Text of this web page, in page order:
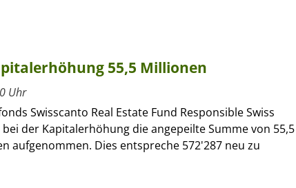
55,5 Millionen
Uhr
Swisscanto Real Estate Fund Responsible Swiss
der Kapitalerhöhung die angepeilte Summe von 55,5
aufgenommen. Dies entspreche 572'287 neu zu